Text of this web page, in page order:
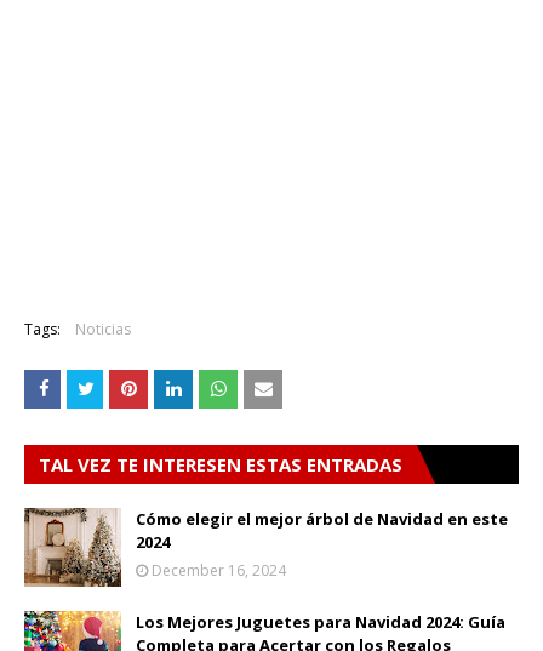
Tags: Noticias
TAL VEZ TE INTERESEN ESTAS ENTRADAS
Cómo elegir el mejor árbol de Navidad en este
2024
December 16, 2024
Los Mejores Juguetes para Navidad 2024: Guía
Completa para Acertar con los Regalos